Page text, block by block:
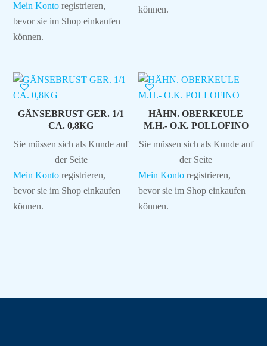
Mein Konto registrieren,
bevor sie im Shop einkaufen
können.
können.
GÄNSEBRUST GER. 1/1
CA. 0,8KG
Sie müssen sich als Kunde auf
der Seite
Mein Konto registrieren,
bevor sie im Shop einkaufen
können.
HÄHN. OBERKEULE
M.H.- O.K. POLLOFINO
Sie müssen sich als Kunde auf
der Seite
Mein Konto registrieren,
bevor sie im Shop einkaufen
können.